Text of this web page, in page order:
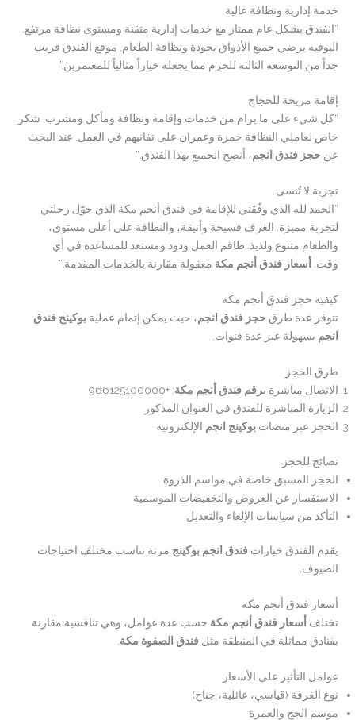
خدمة إدارية ونظافة عالية
“الفندق بشكل عام ممتاز مع خدمات إدارية متقنة ومستوى نظافة مرتفع.
البوفيه يرضي جميع الأذواق بجودة ونظافة الطعام. موقع الفندق قريب
جداً من التوسعة الثالثة للحرم مما يجعله خياراً مثالياً للمعتمرين.”
إقامة مريحة للحجاج
“كل شيء على ما يرام من خدمات وإقامة ونظافة ومأكل ومشرب. شكر
خاص لعاملي النظافة حمزة وعمران على تفانيهم في العمل. عند البحث
عن حجز فندق انجم، أنصح الجميع بهذا الفندق.”
تجربة لا تُنسى
“الحمد لله الذي وفّقني للإقامة في فندق أنجم مكة الذي حوّل رحلتي
لتجربة مميزة. الغرف فسيحة وأنيقة، والنظافة على أعلى مستوى،
والطعام متنوع ولذيذ. طاقم العمل ودود ومستعد للمساعدة في أي
وقت. أسعار فندق أنجم مكة معقولة مقارنة بالخدمات المقدمة.”
كيفية حجز فندق أنجم مكة
تتوفر عدة طرق حجز فندق انجم، حيث يمكن إتمام عمليةبوكينج فندق
انجم بسهولة عبر عدة قنوات.
طرق الحجز
الاتصال مباشرة برقم فندق أنجم مكة: +966125100000
الزيارة المباشرة للفندق في العنوان المذكور
الحجز عبر منصاتبوكينج انجم الإلكترونية
نصائح للحجز
الحجز المسبق خاصة في مواسم الذروة
الاستفسار عن العروض والتخفيضات الموسمية
التأكد من سياسات الإلغاء والتعديل
يقدم الفندق خياراتفندق انجم بوكينج مرنة تناسب مختلف احتياجات
الضيوف.
أسعار فندق أنجم مكة
تختلف أسعار فندق أنجم مكة حسب عدة عوامل، وهي تنافسية مقارنة
بفنادق مماثلة في المنطقة مثلفندق الصفوة مكة
عوامل التأثير على الأسعار
نوع الغرفة (قياسي، عائلية، جناح)
موسم الحج والعمرة